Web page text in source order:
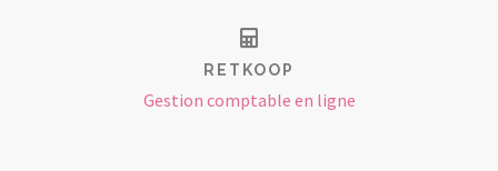
RETKOOP
Gestion comptable en ligne